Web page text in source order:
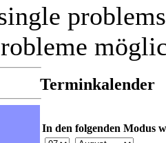
Terminkalender
In den folgenden Modus